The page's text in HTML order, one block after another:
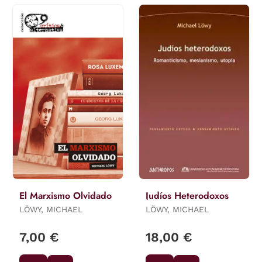
El Marxismo Olvidado
LÖWY, MICHAEL
7,00 €
Judíos Heterodoxos
LÖWY, MICHAEL
18,00 €